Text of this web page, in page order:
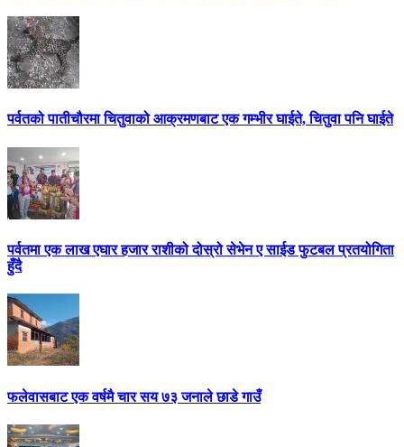
पर्वतको पातीचौरमा चितुवाको आक्रमणबाट एक गम्भीर घाईते, चितुवा पनि घाईते
पर्वतमा एक लाख एघार हजार राशीको दोस्रो सेभेन ए साईड फुटबल प्रतयोगिता
हुँदै
फलेवासबाट एक वर्षमै चार सय ७३ जनाले छाडे गाउँ